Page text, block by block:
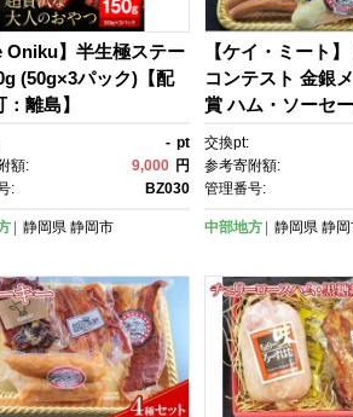
Oniku】半生極ステー
(50g×3パック)【配
離島】
- pt
額:
9,000 円
:
BZ030
静岡県 静岡市
【ケイ・ミート
コンテスト 金銀
賞 ハム・ソーセ
ト【配送不可：北
縄・離島】◆
交換pt:
参考寄附額:
管理番号:
中部地方 静岡県 静